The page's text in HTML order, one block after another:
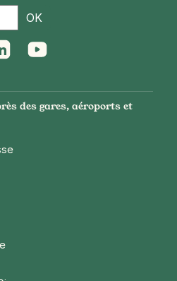
OK
des gares, aéroports et